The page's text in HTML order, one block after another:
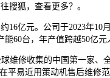
搜狐，查看更多？。
亿元。公司于2023年10月
60台，年产值跨越50亿元
修收集的中国第一家、
平易近用策动机售后维修